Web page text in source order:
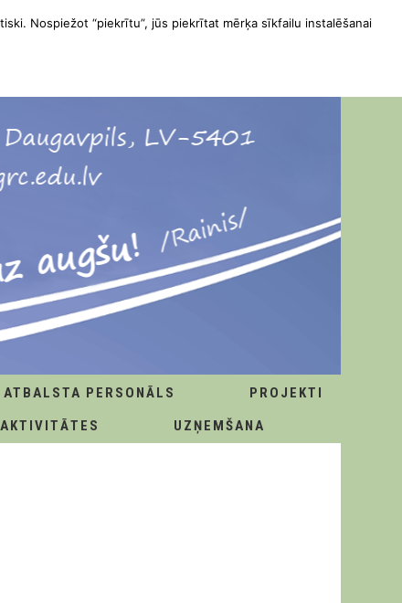
ATBALSTA PERSONĀLS
PROJEKTI
AKTIVITĀTES UZŅEMŠANA
Nospiežot “piekrītu”, jūs piekrītat mērķa sīkfailu instalēšanai